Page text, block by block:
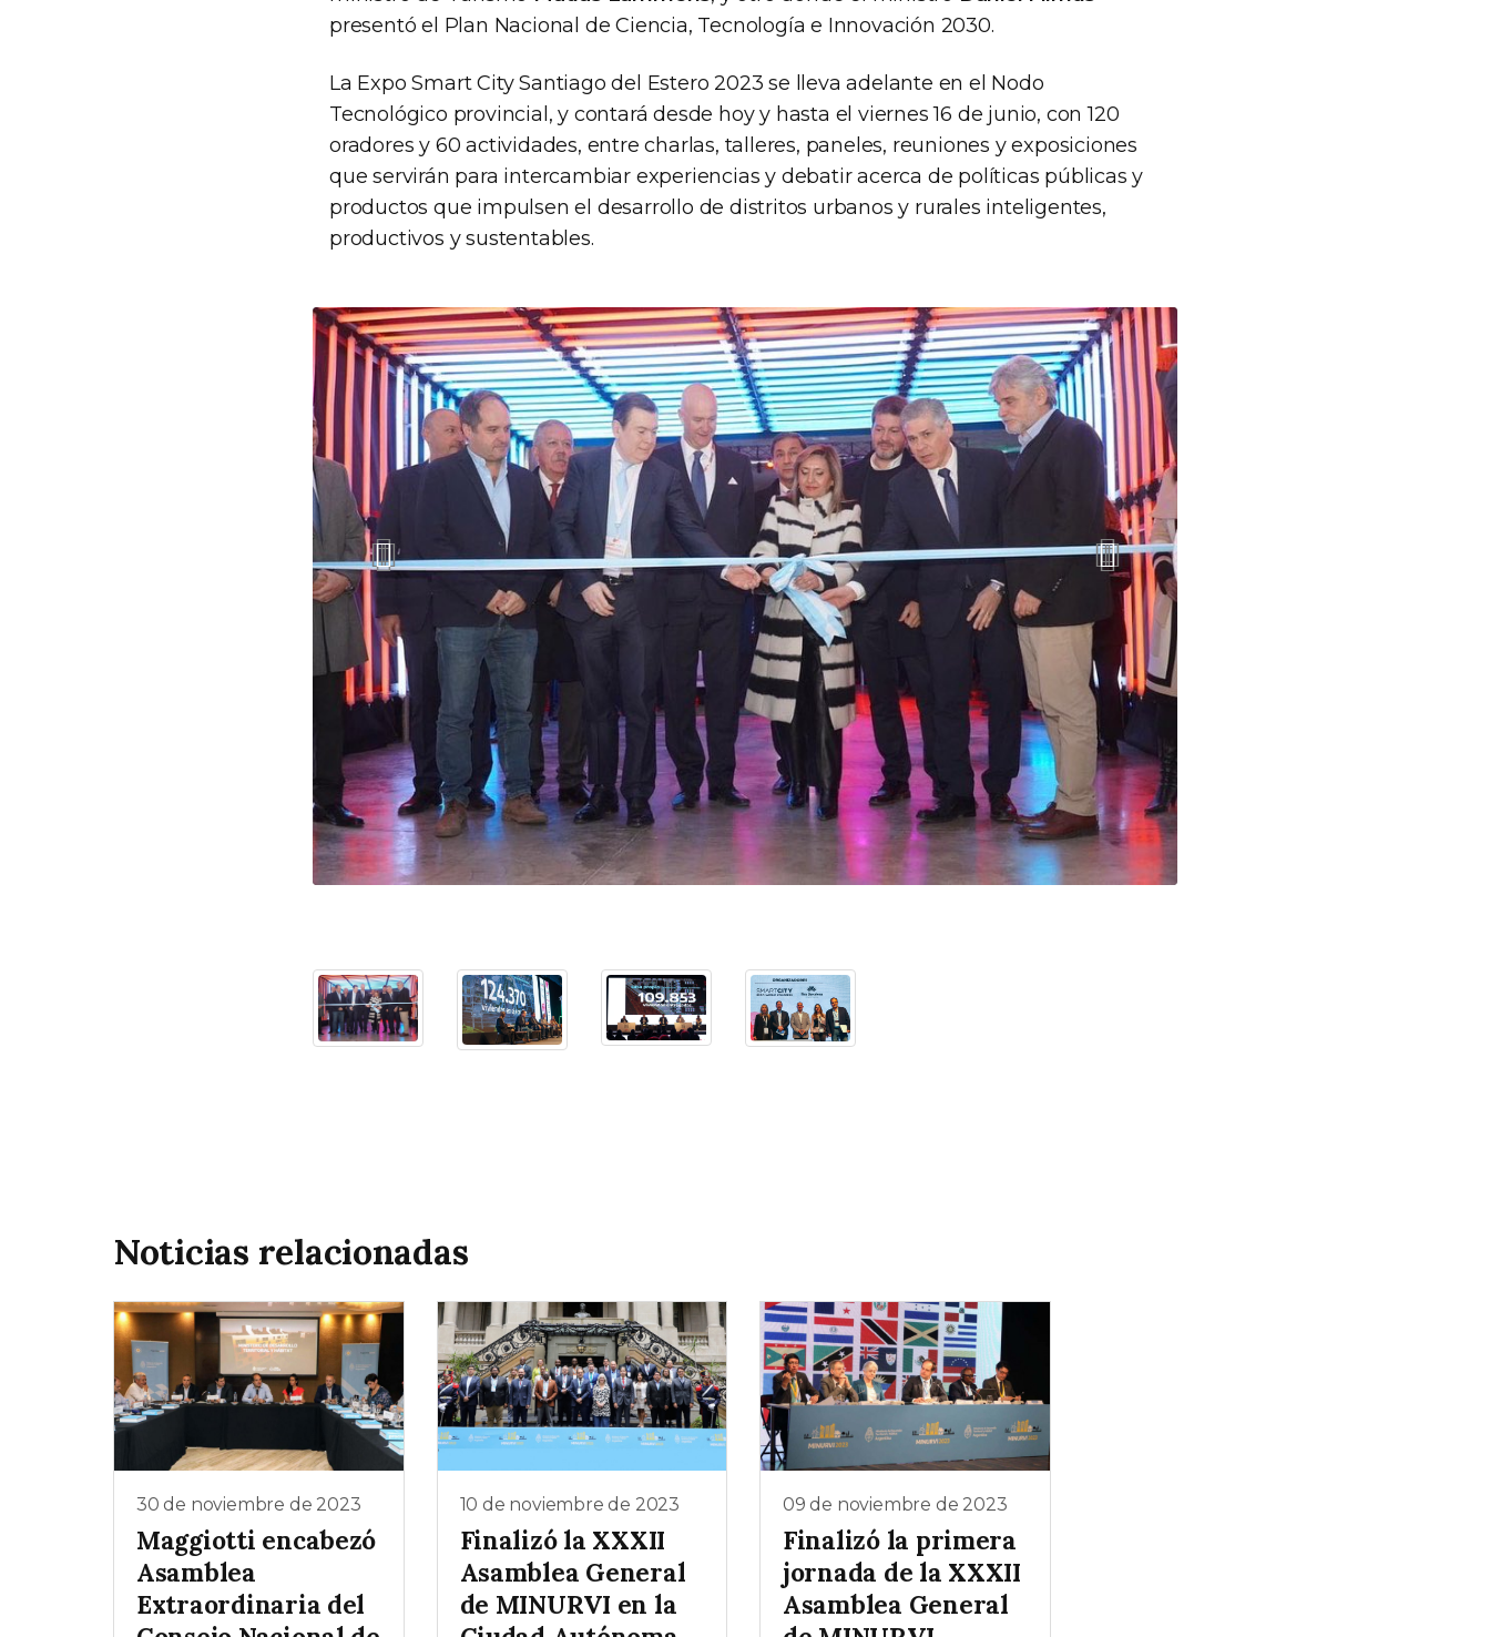
presentó el Plan Nacional de Ciencia, Tecnología e Innovación 2030.
La Expo Smart City Santiago del Estero 2023 se lleva adelante en el Nodo
Tecnológico provincial, y contará desde hoy y hasta el viernes 16 de junio, con 120
oradores y 60 actividades, entre charlas, talleres, paneles, reuniones y exposiciones
que servirán para intercambiar experiencias y debatir acerca de políticas públicas y
productos que impulsen el desarrollo de distritos urbanos y rurales inteligentes,
productivos y sustentables.
Noticias relacionadas
30 de noviembre de 2023
Maggiotti encabezó
Asamblea
Extraordinaria del
10 de noviembre de 2023
Finalizó la XXXII
Asamblea General
de MINURVI en la
09 de noviembre de 2023
Finalizó la primera
jornada de la XXXII
Asamblea General